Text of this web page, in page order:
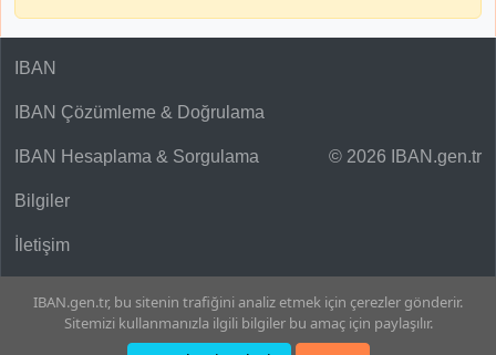
© 2026 IBAN.gen.tr
IBAN
IBAN Çözümleme & Doğrulama
IBAN Hesaplama & Sorgulama
Bilgiler
İletişim
IBAN.gen.tr, bu sitenin trafiğini analiz etmek için çerezler gönderir.
Sitemizi kullanmanızla ilgili bilgiler bu amaç için paylaşılır.